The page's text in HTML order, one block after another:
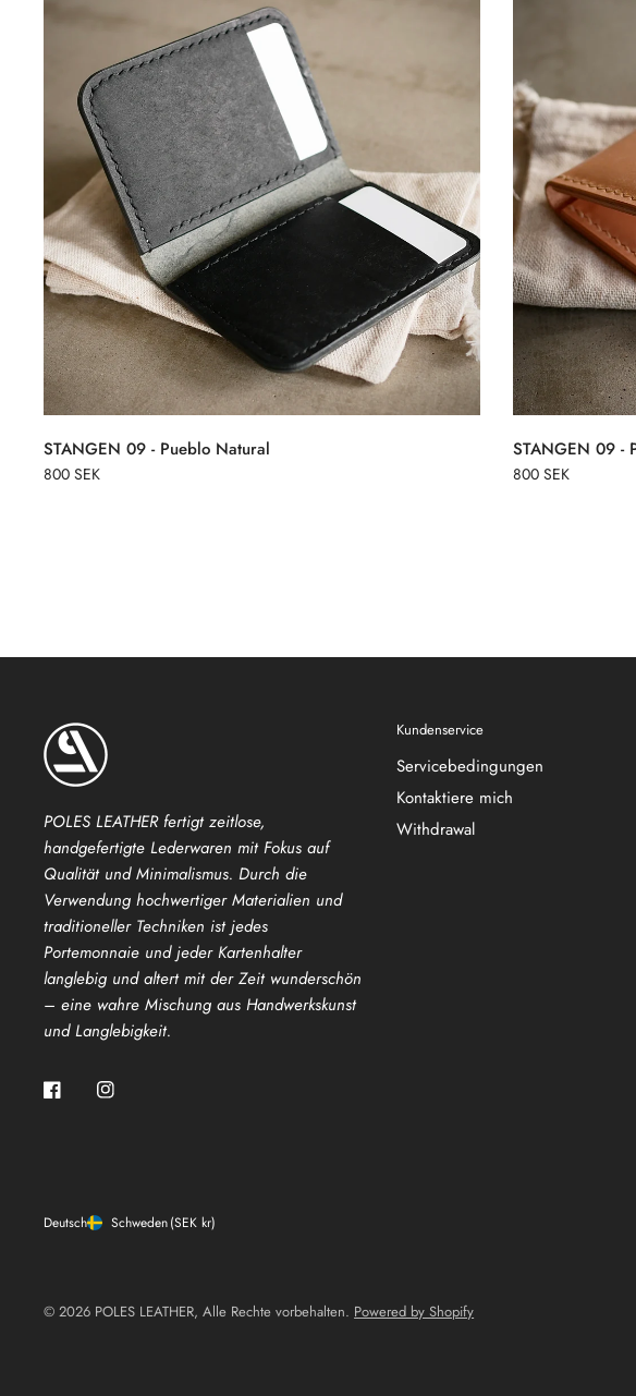
STANGEN 09 - Pueblo Natural
800 SEK
STANGEN 09 -
800 SEK
POLES LEATHER fertigt zeitlose,
handgefertigte Lederwaren mit Fokus auf
Qualität und Minimalismus. Durch die
Verwendung hochwertiger Materialien und
traditioneller Techniken ist jedes
Portemonnaie und jeder Kartenhalter
langlebig und altert mit der Zeit wunderschön
– eine wahre Mischung aus Handwerkskunst
und Langlebigkeit.
Kundenservice
Servicebedingungen
Kontaktiere mich
Withdrawal
Deutsch Schweden(SEK kr)
© 2026 POLES LEATHER, Alle Rechte vorbehalten. Powered by Shopify